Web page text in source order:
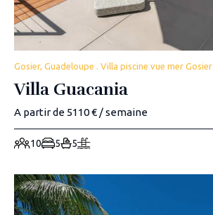
Gosier, Guadeloupe . Villa piscine vue mer Gosier
Villa Guacania
A partir de 5110 € / semaine
10 5 5